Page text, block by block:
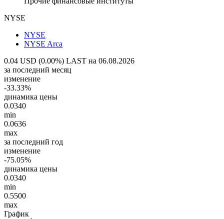
NYSE
NYSE
NYSE Arca
0.04 USD (0.00%) LAST на 06.08.2026
за последний месяц
изменение
-33.33%
динамика цены
0.0340
min
0.0636
max
за последний год
изменение
-75.05%
динамика цены
0.0340
min
0.5500
max
График